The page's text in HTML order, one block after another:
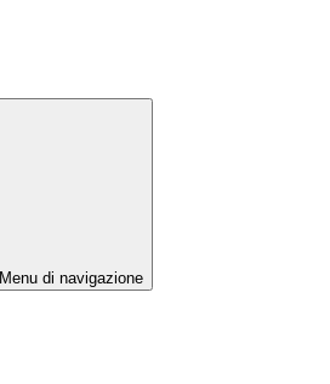
Menu di navigazione